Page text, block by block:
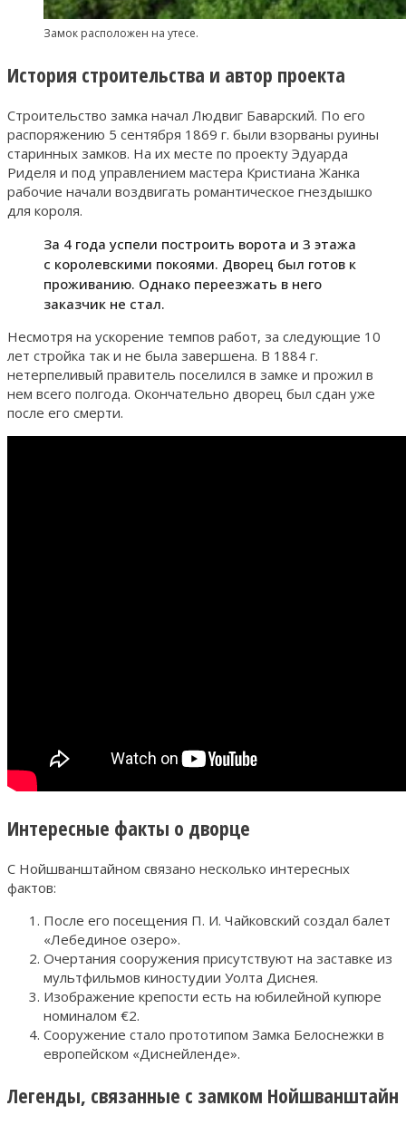
Замок расположен на утесе.
История строительства и автор проекта
Строительство замка начал Людвиг Баварский. По его
распоряжению 5 сентября 1869 г. были взорваны руины
старинных замков. На их месте по проекту Эдуарда
Риделя и под управлением мастера Кристиана Жанка
рабочие начали воздвигать романтическое гнездышко
для короля.
За 4 года успели построить ворота и 3 этажа
с королевскими покоями. Дворец был готов к
проживанию. Однако переезжать в него
заказчик не стал.
Несмотря на ускорение темпов работ, за следующие 10
лет стройка так и не была завершена. В 1884 г.
нетерпеливый правитель поселился в замке и прожил в
нем всего полгода. Окончательно дворец был сдан уже
после его смерти.
Интересные факты о дворце
С Нойшванштайном связано несколько интересных
фактов:
После его посещения П. И. Чайковский создал балет
«Лебединое озеро».
Очертания сооружения присутствуют на заставке из
мультфильмов киностудии Уолта Диснея.
Изображение крепости есть на юбилейной купюре
номиналом €2.
Сооружение стало прототипом Замка Белоснежки в
европейском «Диснейленде».
Легенды, связанные с замком Нойшванштайн